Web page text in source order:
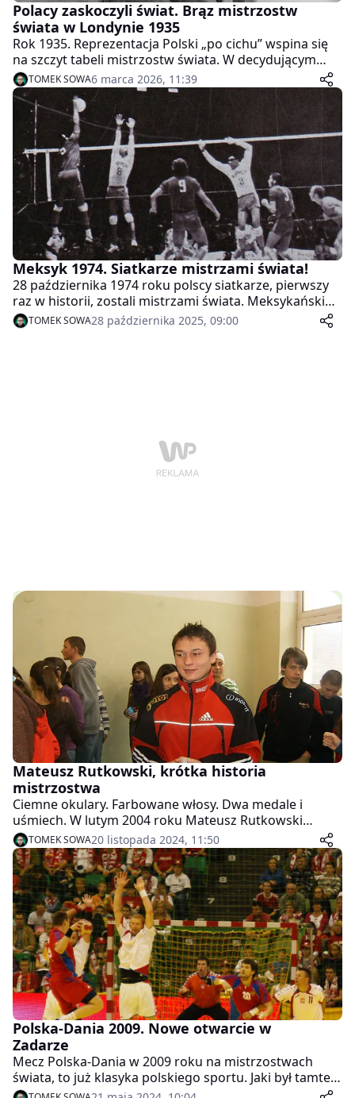
Polacy zaskoczyli świat. Brąz mistrzostw
świata w Londynie 1935
Rok 1935. Reprezentacja Polski „po cichu” wspina się
na szczyt tabeli mistrzostw świata. W decydującym
meczu z Anglią bohaterem zostaje Alojzy Ehrlich, który
wygrywa wszystkie swoje pojedynki i prowadzi biało-
czerwonych do historycznego brązu. To jeden z
pierwszych wielkich sukcesów w historii polskiego
tenisa stołowego.
TOMEK SOWA6 marca 2026, 11:39
Meksyk 1974. Siatkarze mistrzami świata!
28 października 1974 roku polscy siatkarze, pierwszy
raz w historii, zostali mistrzami świata. Meksykański
turniej został przez Biało-Czerwonych wręcz
zdominowany. Podopieczni Huberta Wagnera nie
TOMEK SOWA28 października 2025, 09:00
Mateusz Rutkowski, krótka historia
mistrzostwa
Ciemne okulary. Farbowane włosy. Dwa medale i
uśmiech. W lutym 2004 roku Mateusz Rutkowski
zdobył tytuł mistrza świata juniorów w skokach
narciarskich. Był wtedy na szczycie.
TOMEK SOWA20 listopada 2024, 11:50
Polska-Dania 2009. Nowe otwarcie w
Zadarze
Mecz Polska-Dania w 2009 roku na mistrzostwach
świata, to już klasyka polskiego sportu. Jaki był tamten
turniej?